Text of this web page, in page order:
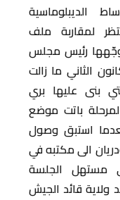
الديبلوماسية
لمقاربة ملف
وجّهها رئيس مجلس
لعقد جلسة انتخابية في 9 كانون الثاني ما زالت
بنى عليها بري
باتت موضع
استبق وصول
الى مكتبه في
مستهل الجلسة
ولاية قائد الجيش